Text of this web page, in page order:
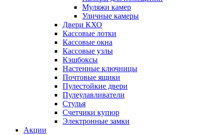
Муляжи камер
Уличные камеры
Двери КХО
Кассовые лотки
Кассовые окна
Кассовые узлы
Кэшбоксы
Настенные ключницы
Почтовые ящики
Пулестойкие двери
Пулеулавливатели
Стулья
Счетчики купюр
Электронные замки
Акции